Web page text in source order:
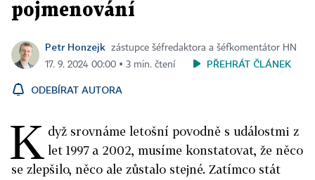
pojmenování
Petr Honzejk
zástupce šéfredaktora a šéfkomentátor HN
17. 9. 2024 00:00 ▪ 3 min. čtení
PŘEHRÁT ČLÁNEK
ODEBÍRAT AUTORA
K dyž srovnáme letošní povodně s událostmi z
let 1997 a 2002, musíme konstatovat, že něco
se zlepšilo, něco ale zůstalo stejné. Zatímco stát